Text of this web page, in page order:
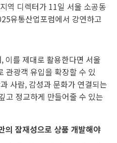
역 디렉터가 11일 서울 소공동
유통산업포럼에서 강연하고
이를 제대로 활용한다면 서울
관광객 유입을 확장할 수 있
사람, 감성과 문화가 연결되는
고 정교하게 만들어줄 수 있는
의 잠재성으로 상품 개발해야